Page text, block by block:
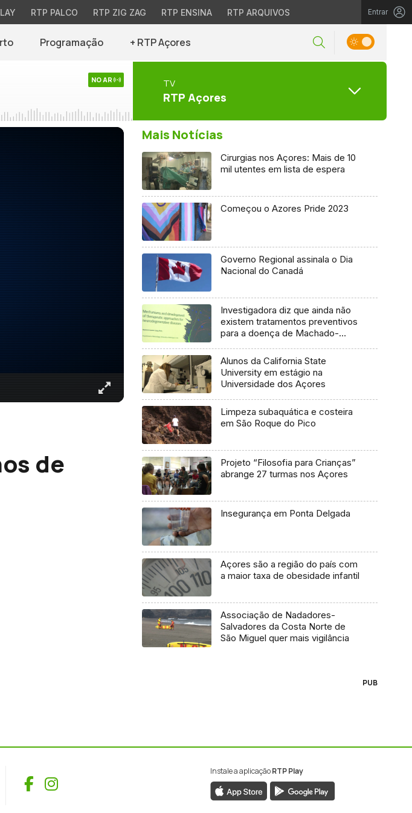
RTP PALCO RTP ZIG ZAG RTP ENSINA RTP ARQUIVOS Entrar
Programação + RTP Açores
NO AR TV
RTP Açores
de
Mais Notícias
Cirurgias nos Açores: Mais de 10
mil utentes em lista de espera
Começou o Azores Pride 2023
Governo Regional assinala o Dia
Nacional do Canadá
Investigadora diz que ainda não
existem tratamentos preventivos
para a doença de Machado-
Alunos da California State
University em estágio na
Universidade dos Açores
Limpeza subaquática e costeira
em São Roque do Pico
Projeto “Filosofia para Crianças”
abrange 27 turmas nos Açores
Insegurança em Ponta Delgada
Açores são a região do país com
a maior taxa de obesidade infantil
Associação de Nadadores-
Salvadores da Costa Norte de
São Miguel quer mais vigilância
PUB
Facebook
Instagram
Instale a aplicaçãoRTP Play